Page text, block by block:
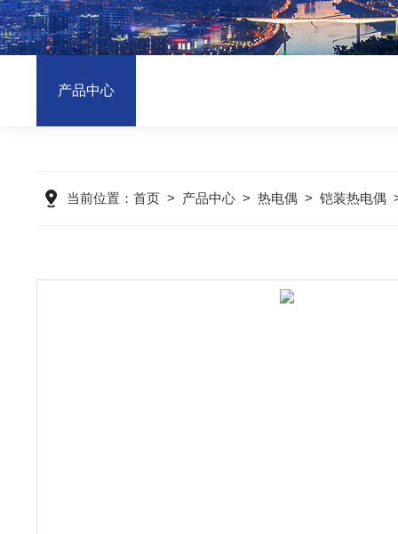
产品中心
当前位置： 首页> 产品中心> 热电偶> 铠装热电偶